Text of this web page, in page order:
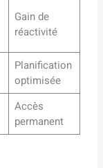
Gain de
réactivité
Planification
optimisée
Accès
permanent